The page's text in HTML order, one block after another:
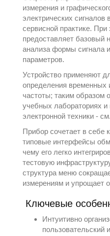
измерения и
электрических сигналов
сервисной практике.
предоставляет базовый
анализа формы сигнала
параметров.
Устройство применяют
определения временных
частоты; таким образом
учебных лабораториях
электронной техники -
Прибор сочетает в себе
типовые интерфейсы
чему его легко
тестовую
структура меню
измерениям и упрощает
Ключевые
Интуитивно
пользовательский